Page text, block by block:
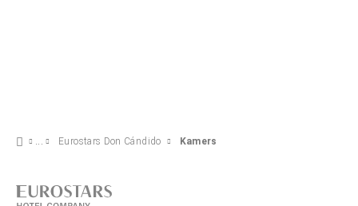
Eurostars Don Cándido Kamers